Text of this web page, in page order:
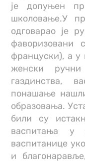
је допуњен
школовање.У
одговарао је
фаворизовани
француски), а у
женски
газдинства,
понашање
образовања.
били су
васпитања
васпитанице
и